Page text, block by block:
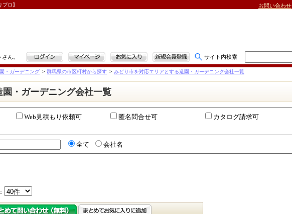
ロ】 お問い合わせ
さん。 ログイン マイページ お気に入り 新規会員登録 サイト内検索
・ガーデニング > 群馬県の市区町村から探す > みどり市を対応エリアとする造園・ガーデニング会社一覧
・ガーデニング会社一覧
Web見積もり依頼可 匿名問合せ可
カタログ請求可
全て 会社名